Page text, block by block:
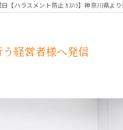
【ハラスメント防止 ｶｽﾊﾗ】神奈川県よ
経営者様へ発信